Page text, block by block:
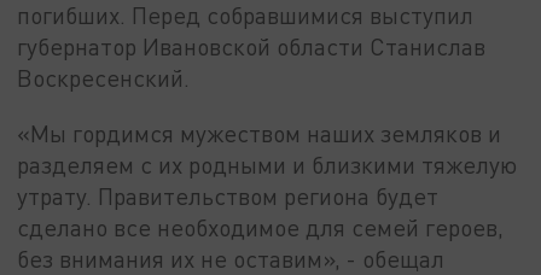
погибших. Перед собравшимися выступил
губернатор Ивановской области Станислав
Воскресенский.
«Мы гордимся мужеством наших земляков и
разделяем с их родными и близкими тяжелую
утрату. Правительством региона будет
сделано все необходимое для семей героев,
без внимания их не оставим», - обещал